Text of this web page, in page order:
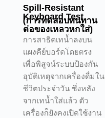
Spill-Resistant
Keyboard Test
(การทดสอบทนทาน
ต่อของเหลวหกใส่)
การสาธิตเทน้ำลงบน
แผงคีย์บอร์ดโดยตรง
เพื่อพิสูจน์ระบบป้องกัน
อุบัติเหตุจากเครื่องดื่มใน
ชีวิตประจำวัน ซึ่งหลัง
จากเทน้ำใส่แล้ว ตัว
เครื่องก็ยังคงเปิดใช้งาน